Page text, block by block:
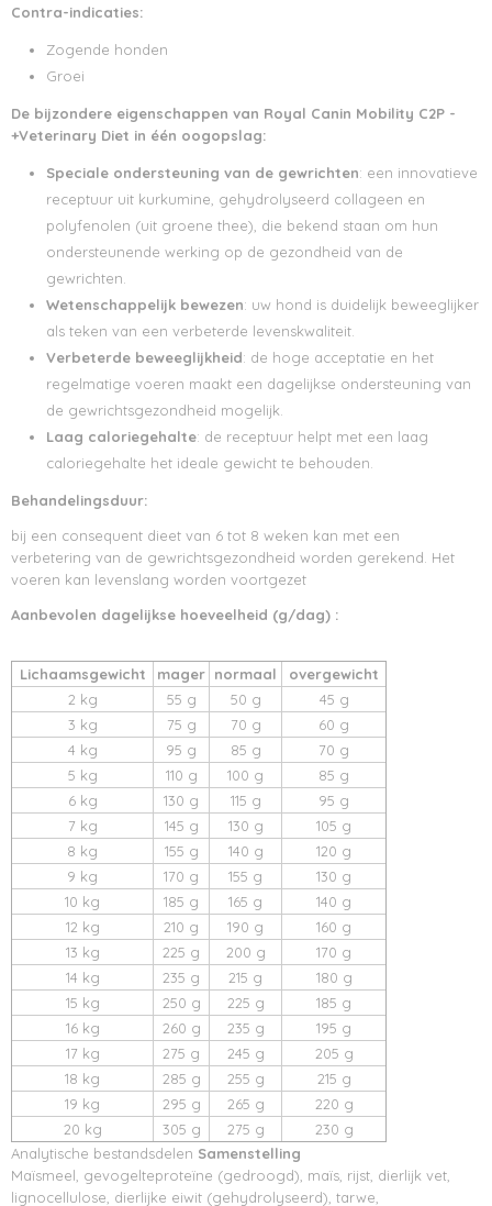
Contra-indicaties:
Zogende honden
Groei
De bijzondere eigenschappen van Royal Canin Mobility C2P -
+Veterinary Diet in één oogopslag:
Speciale ondersteuning van de gewrichten: een innovatieve
receptuur uit kurkumine, gehydrolyseerd collageen en
polyfenolen (uit groene thee), die bekend staan om hun
ondersteunende werking op de gezondheid van de
gewrichten.
Wetenschappelijk bewezen: uw hond is duidelijk beweeglijker
als teken van een verbeterde levenskwaliteit.
Verbeterde beweeglijkheid: de hoge acceptatie en het
regelmatige voeren maakt een dagelijkse ondersteuning van
de gewrichtsgezondheid mogelijk.
Laag caloriegehalte: de receptuur helpt met een laag
caloriegehalte het ideale gewicht te behouden.
Behandelingsduur:
bij een consequent dieet van 6 tot 8 weken kan met een
verbetering van de gewrichtsgezondheid worden gerekend. Het
voeren kan levenslang worden voortgezet
Aanbevolen dagelijkse hoeveelheid (g/dag) :
Lichaamsgewicht mager normaal
overgewicht
2 kg
55 g 50 g
45 g
3 kg
75 g 70 g
60 g
4 kg
95 g 85 g
70 g
5 kg
110 g 100 g
85 g
6 kg
130 g 115 g
95 g
7 kg
145 g 130 g
105 g
8 kg
155 g 140 g
120 g
9 kg
170 g 155 g
130 g
10 kg
185 g 165 g
140 g
12 kg
210 g 190 g
160 g
13 kg
225 g 200 g
170 g
14 kg
235 g 215 g
180 g
15 kg
250 g 225 g
185 g
16 kg
260 g 235 g
195 g
17 kg
275 g 245 g
205 g
18 kg
285 g 255 g
215 g
19 kg
295 g 265 g
220 g
20 kg
305 g 275 g
230 g
Analytische bestandsdelen Samenstelling
Maïsmeel, gevogelteproteïne (gedroogd), maïs, rijst, dierlijk vet,
lignocellulose, dierlijke eiwit (gehydrolyseerd), tarwe,